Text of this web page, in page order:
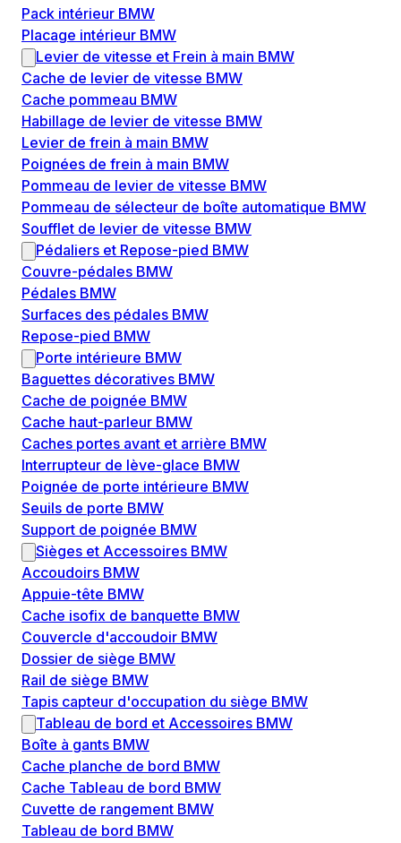
Pack intérieur BMW
Placage intérieur BMW
Levier de vitesse et Frein à main BMW
Cache de levier de vitesse BMW
Cache pommeau BMW
Habillage de levier de vitesse BMW
Levier de frein à main BMW
Poignées de frein à main BMW
Pommeau de levier de vitesse BMW
Pommeau de sélecteur de boîte automatique BMW
Soufflet de levier de vitesse BMW
Pédaliers et Repose-pied BMW
Couvre-pédales BMW
Pédales BMW
Surfaces des pédales BMW
Repose-pied BMW
Porte intérieure BMW
Baguettes décoratives BMW
Cache de poignée BMW
Cache haut-parleur BMW
Caches portes avant et arrière BMW
Interrupteur de lève-glace BMW
Poignée de porte intérieure BMW
Seuils de porte BMW
Support de poignée BMW
Sièges et Accessoires BMW
Accoudoirs BMW
Appuie-tête BMW
Cache isofix de banquette BMW
Couvercle d'accoudoir BMW
Dossier de siège BMW
Rail de siège BMW
Tapis capteur d'occupation du siège BMW
Tableau de bord et Accessoires BMW
Boîte à gants BMW
Cache planche de bord BMW
Cache Tableau de bord BMW
Cuvette de rangement BMW
Tableau de bord BMW